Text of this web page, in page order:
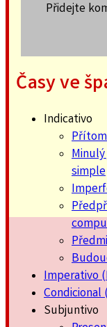
Přidejte
Časy ve
Indicativo
simple
Imperativo
Subjuntivo